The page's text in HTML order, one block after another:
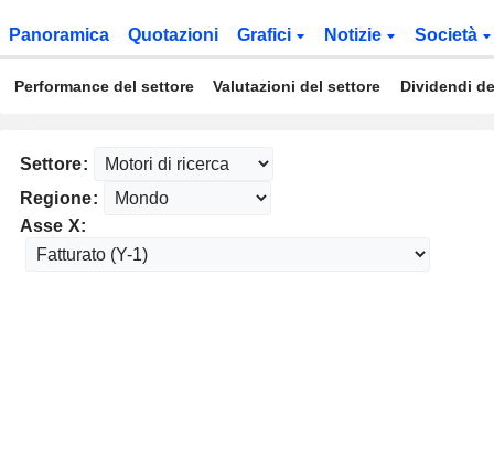
Panoramica Quotazioni Grafici Notizie Società
Performance del settore Valutazioni del settore Dividendi
Settore:
Regione:
Asse X: